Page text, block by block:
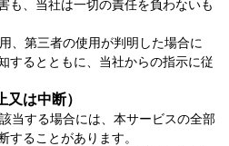
も、当社は一切の責任を負わないも
、第三者の使用が判明した場合に
するとともに、当社からの指示に従
は中断）
当する場合には、本サービスの全部
することがあります。